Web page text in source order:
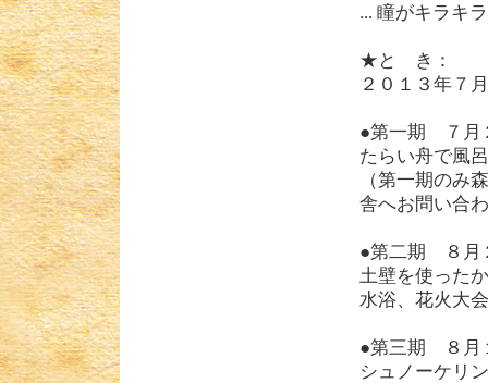
... 瞳がキラキ
★と き：
２０１３年７
●第一期 ７月
たらい舟で風
（第一期のみ
舎へお問い合
●第二期 ８月
土壁を使った
水浴、花火大会
●第三期 ８
シュノーケリ